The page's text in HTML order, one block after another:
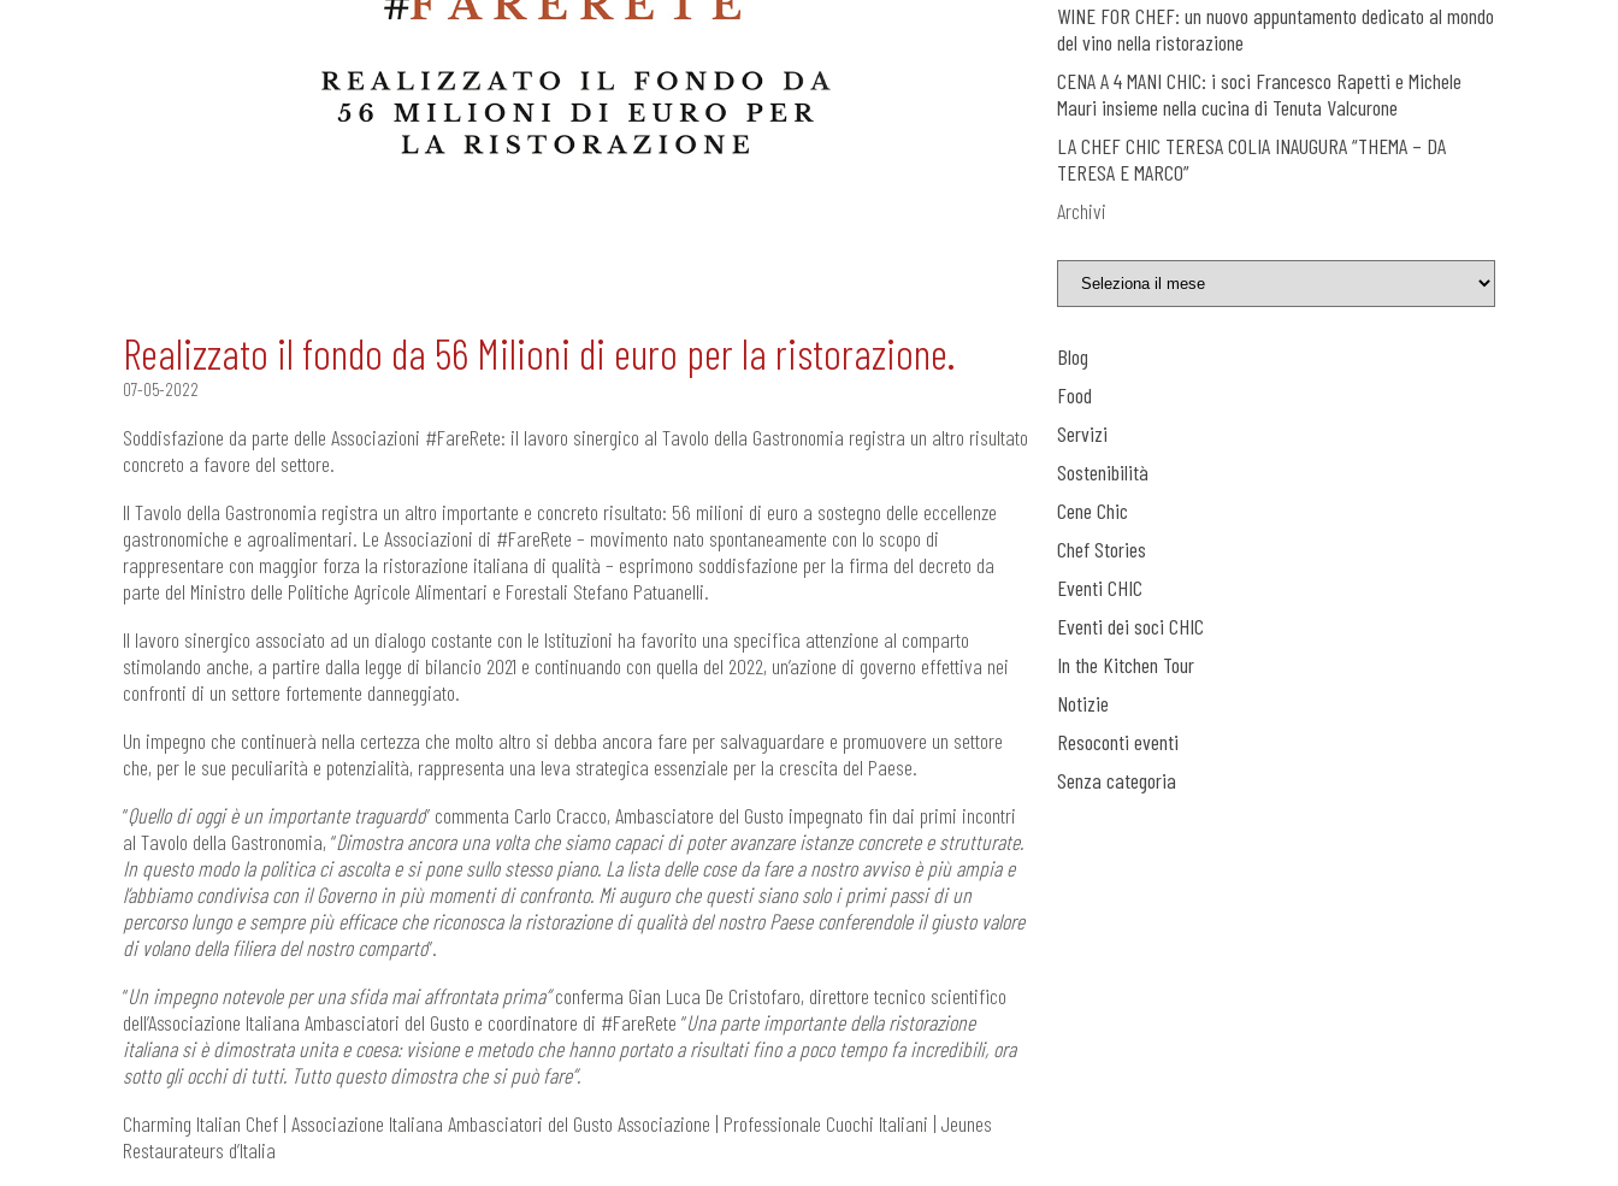
Realizzato il fondo da 56 Milioni di euro per la ristorazione.
07-05-2022
Soddisfazione da parte delle Associazioni #FareRete: il lavoro sinergico al Tavolo della Gastronomia registra un altro risultato
concreto a favore del settore.
Il Tavolo della Gastronomia registra un altro importante e concreto risultato: 56 milioni di euro a sostegno delle eccellenze
gastronomiche e agroalimentari. Le Associazioni di #FareRete – movimento nato spontaneamente con lo scopo di
rappresentare con maggior forza la ristorazione italiana di qualità – esprimono soddisfazione per la firma del decreto da
parte del Ministro delle Politiche Agricole Alimentari e Forestali Stefano Patuanelli.
Il lavoro sinergico associato ad un dialogo costante con le Istituzioni ha favorito una specifica attenzione al comparto
stimolando anche, a partire dalla legge di bilancio 2021 e continuando con quella del 2022, un’azione di governo effettiva nei
confronti di un settore fortemente danneggiato.
Un impegno che continuerà nella certezza che molto altro si debba ancora fare per salvaguardare e promuovere un settore
che, per le sue peculiarità e potenzialità, rappresenta una leva strategica essenziale per la crescita del Paese.
“Quello di oggi è un importante traguardo” commenta Carlo Cracco, Ambasciatore del Gusto impegnato fin dai primi incontri
al Tavolo della Gastronomia, “Dimostra ancora una volta che siamo capaci di poter avanzare istanze concrete e strutturate.
In questo modo la politica ci ascolta e si pone sullo stesso piano. La lista delle cose da fare a nostro avviso è più ampia e
l’abbiamo condivisa con il Governo in più momenti di confronto. Mi auguro che questi siano solo i primi passi di un
percorso lungo e sempre più efficace che riconosca la ristorazione di qualità del nostro Paese conferendole il giusto valore
di volano della filiera del nostro comparto”.
“Un impegno notevole per una sfida mai affrontata prima”conferma Gian Luca De Cristofaro, direttore tecnico scientifico
dell’Associazione Italiana Ambasciatori del Gusto e coordinatore di #FareRete “Una parte importante della ristorazione
italiana si è dimostrata unita e coesa: visione e metodo che hanno portato a risultati fino a poco tempo fa incredibili, ora
sotto gli occhi di tutti. Tutto questo dimostra che si può fare”.
Charming Italian Chef | Associazione Italiana Ambasciatori del Gusto Associazione | Professionale Cuochi Italiani | Jeunes
Restaurateurs d’Italia
WINE FOR CHEF: un nuovo appuntamento dedicato al mondo
del vino nella ristorazione
CENA A 4 MANI CHIC: i soci Francesco Rapetti e Michele
Mauri insieme nella cucina di Tenuta Valcurone
LA CHEF CHIC TERESA COLIA INAUGURA “THEMA – DA
TERESA E MARCO”
Archivi
Blog
Food
Servizi
Sostenibilità
Cene Chic
Chef Stories
Eventi CHIC
Eventi dei soci CHIC
In the Kitchen Tour
Notizie
Resoconti eventi
Senza categoria